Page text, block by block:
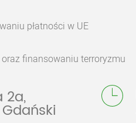
płatności w UE
finansowaniu terroryzmu
2a,